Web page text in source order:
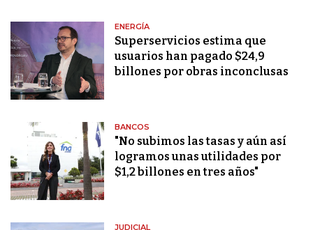
ENERGÍA
Superservicios estima que
usuarios han pagado $24,9
billones por obras inconclusas
BANCOS
"No subimos las tasas y aún así
logramos unas utilidades por
$1,2 billones en tres años"
JUDICIAL